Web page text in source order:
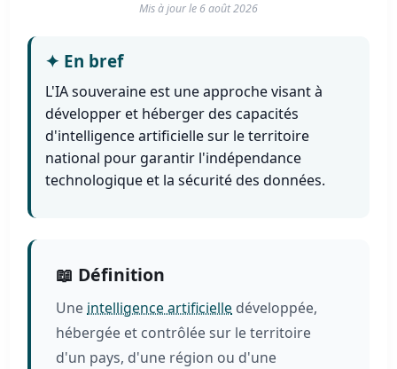
Mis à jour le 6 août 2026
✦ En bref
L'IA souveraine est une approche visant à
développer et héberger des capacités
d'intelligence artificielle sur le territoire
national pour garantir l'indépendance
technologique et la sécurité des données.
📖 Définition
Uneintelligence artificielle développée,
hébergée et contrôlée sur le territoire
d'un pays, d'une région ou d'une